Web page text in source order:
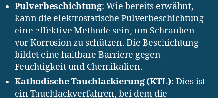
Pulverbeschichtung: Wie bereits erwähnt,
kann die elektrostatische Pulverbeschichtung
eine effektive Methode sein, um Schrauben
vor Korrosion zu schützen. Die Beschichtung
bildet eine haltbare Barriere gegen
Feuchtigkeit und Chemikalien.
Kathodische Tauchlackierung (KTL): Dies ist
ein Tauchlackverfahren, bei dem die